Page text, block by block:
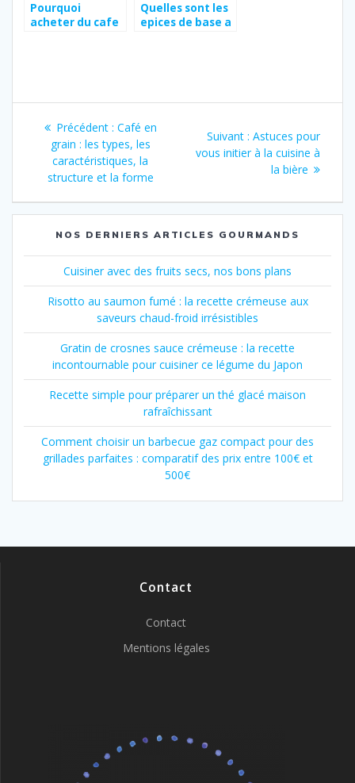
Pourquoi
acheter du cafe
Quelles sont les
epices de base a
Navigation
l’article
Précédent : Article
précédent
:
Café en
grain : les types, les
caractéristiques, la
structure et la forme
Suivant : Article
suivant
Astuces pour
vous initier à la cuisine à
la bière
NOS DERNIERS ARTICLES GOURMANDS
Cuisiner avec des fruits secs, nos bons plans
Risotto au saumon fumé : la recette crémeuse aux
saveurs chaud-froid irrésistibles
Gratin de crosnes sauce crémeuse : la recette
incontournable pour cuisiner ce légume du Japon
Recette simple pour préparer un thé glacé maison
rafraîchissant
Comment choisir un barbecue gaz compact pour des
grillades parfaites : comparatif des prix entre 100€ et
500€
Contact
Contact
Mentions légales